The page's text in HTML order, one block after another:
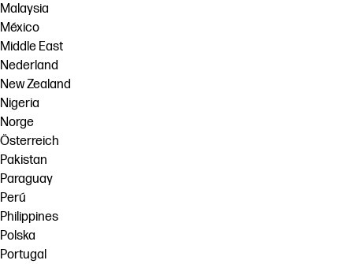
Malaysia
México
Middle East
Nederland
New Zealand
Nigeria
Norge
Österreich
Pakistan
Paraguay
Perú
Philippines
Polska
Portugal